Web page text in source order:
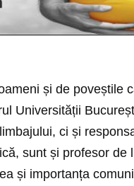
și de poveștile
Universității
ci și
sunt și profesor de
și importanța